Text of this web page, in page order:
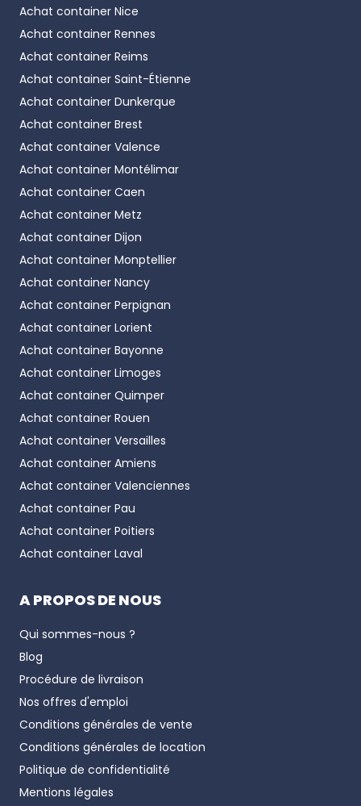
Achat container Nice
Achat container Rennes
Achat container Reims
Achat container Saint-Étienne
Achat container Dunkerque
Achat container Brest
Achat container Valence
Achat container Montélimar
Achat container Caen
Achat container Metz
Achat container Dijon
Achat container Monptellier
Achat container Nancy
Achat container Perpignan
Achat container Lorient
Achat container Bayonne
Achat container Limoges
Achat container Quimper
Achat container Rouen
Achat container Versailles
Achat container Amiens
Achat container Valenciennes
Achat container Pau
Achat container Poitiers
Achat container Laval
A PROPOS DE NOUS
Qui sommes-nous ?
Blog
Procédure de livraison
Nos offres d'emploi
Conditions générales de vente
Conditions générales de location
Politique de confidentialité
Mentions légales